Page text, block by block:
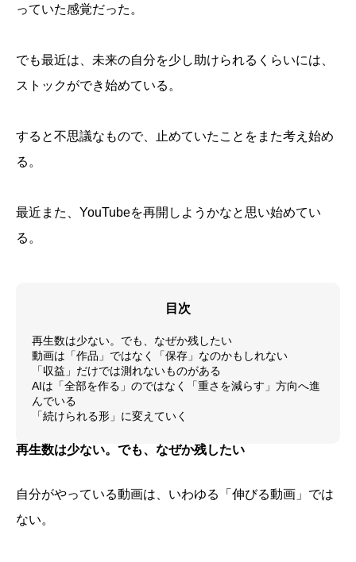
っていた感覚だった。
でも最近は、未来の自分を少し助けられるくらいには、
ストックができ始めている。
すると不思議なもので、止めていたことをまた考え始め
る。
最近また、YouTubeを再開しようかなと思い始めてい
る。
目次
再生数は少ない。でも、なぜか残したい
動画は「作品」ではなく「保存」なのかもしれない
「収益」だけでは測れないものがある
AIは「全部を作る」のではなく「重さを減らす」方向へ進
んでいる
「続けられる形」に変えていく
再生数は少ない。でも、なぜか残したい
自分がやっている動画は、いわゆる「伸びる動画」では
ない。